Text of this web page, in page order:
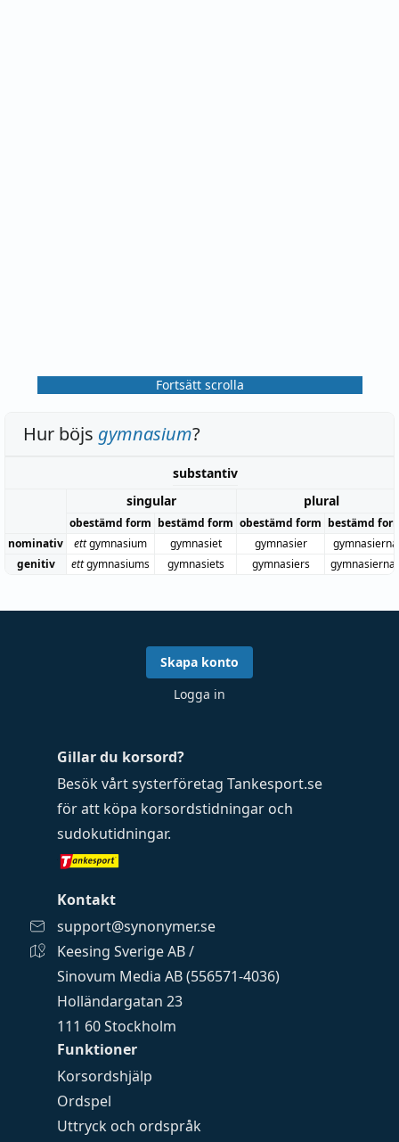
Fortsätt scrolla
Hur böjs gymnasium?
substantiv
singular
plural
obestämd form bestämd form obestämd form bestämd
nominativ
ettgymnasium gymnasiet gymnasier
gymnasierna
genitiv
ettgymnasiums gymnasiets gymnasiers
Funktioner
Korsordshjälp
Ordspel
Uttryck och ordspråk
Gillar du korsord?
Besök vårt systerföretag Tankesport.se
för att köpa korsordstidningar och
sudokutidningar.
Kontakt
support@synonymer.se
Keesing Sverige AB /
Sinovum Media AB (556571-4036)
Holländargatan 23
111 60 Stockholm
Skapa konto
Logga in